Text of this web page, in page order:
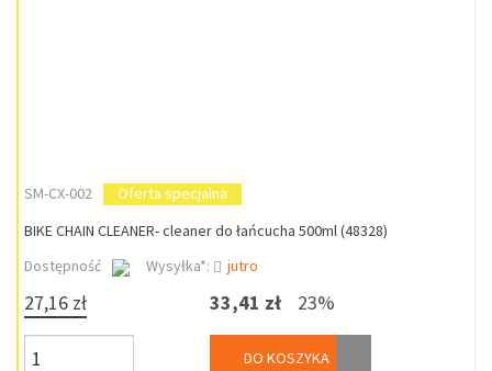
SM-CX-002
Oferta specjalna
BIKE CHAIN CLEANER- cleaner do łańcucha 500ml (48328)
Dostępność
Wysyłka*: jutro
27,16 zł 33,41 zł 23%
DO KOSZYKA